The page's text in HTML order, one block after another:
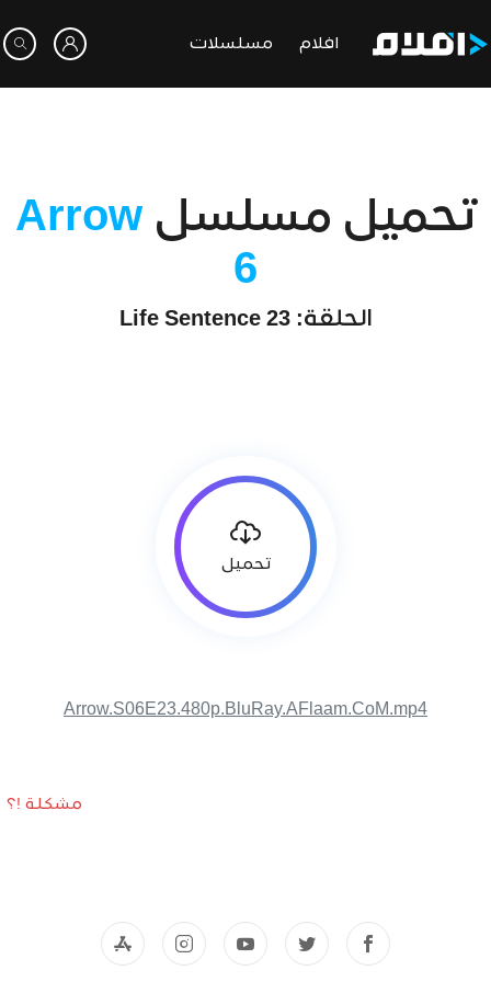
افلام مسلسلات
تحميل مسلسلArrow
6
الحلقة: 23 Life Sentence
تحميل
Arrow.S06E23.480p.BluRay.AFlaam.CoM.mp4
مشكلة !؟